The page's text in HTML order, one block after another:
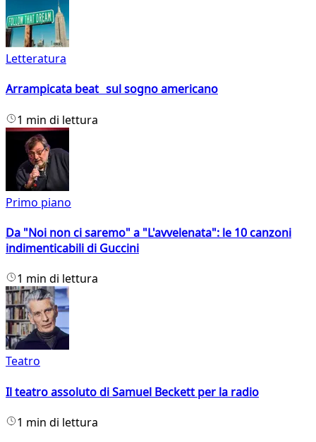
Letteratura
Arrampicata beat sul sogno americano
1 min di lettura
Primo piano
Da "Noi non ci saremo" a "L'avvelenata": le 10 canzoni
indimenticabili di Guccini
1 min di lettura
Teatro
Il teatro assoluto di Samuel Beckett per la radio
1 min di lettura